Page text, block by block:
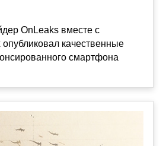
OnLeaks вместе с
качественные
смартфона